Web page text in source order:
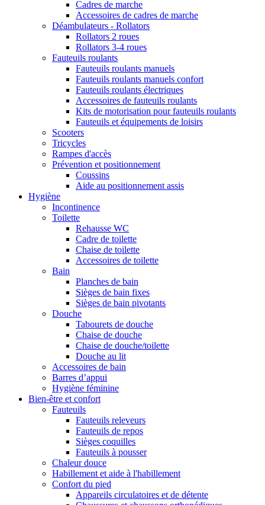
Cadres de marche
Accessoires de cadres de marche
Déambulateurs - Rollators
Rollators 2 roues
Rollators 3-4 roues
Fauteuils roulants
Fauteuils roulants manuels
Fauteuils roulants manuels confort
Fauteuils roulants électriques
Accessoires de fauteuils roulants
Kits de motorisation pour fauteuils roulants
Fauteuils et équipements de loisirs
Scooters
Tricycles
Rampes d'accès
Prévention et positionnement
Coussins
Aide au positionnement assis
Hygiène
Incontinence
Toilette
Rehausse WC
Cadre de toilette
Chaise de toilette
Accessoires de toilette
Bain
Planches de bain
Sièges de bain fixes
Sièges de bain pivotants
Douche
Tabourets de douche
Chaise de douche
Chaise de douche/toilette
Douche au lit
Accessoires de bain
Barres d’appui
Hygiène féminine
Bien-être et confort
Fauteuils
Fauteuils releveurs
Fauteuils de repos
Sièges coquilles
Fauteuils à pousser
Chaleur douce
Habillement et aide à l'habillement
Confort du pied
Appareils circulatoires et de détente